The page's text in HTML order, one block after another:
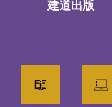
建道出版